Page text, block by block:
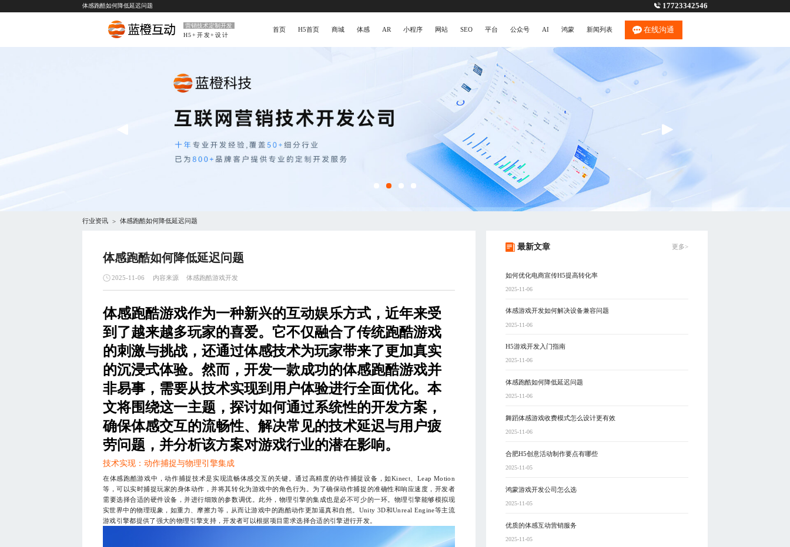
体感跑酷如何降低延迟问题 17723342546
营销技术定制开发
H5+开发+设计
首页 H5首页 商城 体感 AR 小程序 网站 SEO 平台 公众号 AI 鸿蒙 新闻列表 在线沟通
行业资讯 > 体感跑酷如何降低延迟问题
体感跑酷如何降低延迟问题
2025-11-06 内容来源 体感跑酷游戏开发
体感跑酷游戏作为一种新兴的互动娱乐方式，近年来受
到了越来越多玩家的喜爱。它不仅融合了传统跑酷游戏
的刺激与挑战，还通过体感技术为玩家带来了更加真实
的沉浸式体验。然而，开发一款成功的体感跑酷游戏并
非易事，需要从技术实现到用户体验进行全面优化。本
文将围绕这一主题，探讨如何通过系统性的开发方案，
确保体感交互的流畅性、解决常见的技术延迟与用户疲
劳问题，并分析该方案对游戏行业的潜在影响。
技术实现：动作捕捉与物理引擎集成
在体感跑酷游戏中，动作捕捉技术是实现流畅体感交互的关键。通过高精度的动作捕捉设备，如Kinect、Leap Motion
等，可以实时捕捉玩家的身体动作，并将其转化为游戏中的角色行为。为了确保动作捕捉的准确性和响应速度，开发者
需要选择合适的硬件设备，并进行细致的参数调优。此外，物理引擎的集成也是必不可少的一环。物理引擎能够模拟现
实世界中的物理现象，如重力、摩擦力等，从而让游戏中的跑酷动作更加逼真和自然。Unity 3D和Unreal Engine等主流
游戏引擎都提供了强大的物理引擎支持，开发者可以根据项目需求选择合适的引擎进行开发。
最新文章 更多>
如何优化电商宣传H5提高转化率
2025-11-06
体感游戏开发如何解决设备兼容问题
2025-11-06
H5游戏开发入门指南
2025-11-06
体感跑酷如何降低延迟问题
2025-11-06
舞蹈体感游戏收费模式怎么设计更有效
2025-11-06
合肥H5创意活动制作要点有哪些
2025-11-05
鸿蒙游戏开发公司怎么选
2025-11-05
优质的体感互动营销服务
2025-11-05